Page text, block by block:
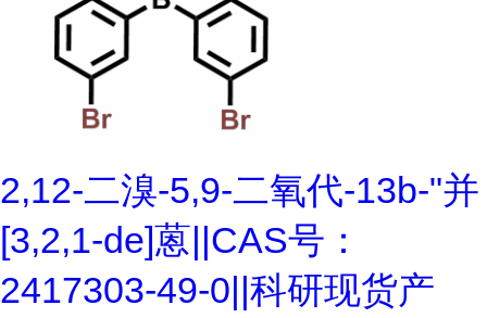
2,12-二溴-5,9-二氧代-13b-"并
[3,2,1-de]蒽||CAS号：
2417303-49-0||科研现货产